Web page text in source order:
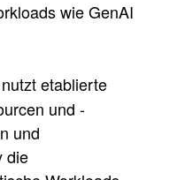
wie GenAI
etablierte
und -
und
die